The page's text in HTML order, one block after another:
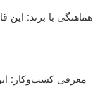
هماهنگی با برند: این
معرفی کسب‌وکار: